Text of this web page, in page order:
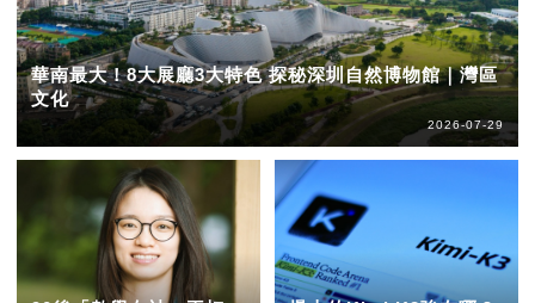
華南最大！8大展廳3大特色 探秘深圳自然博物館｜灣區
文化
2026-07-29